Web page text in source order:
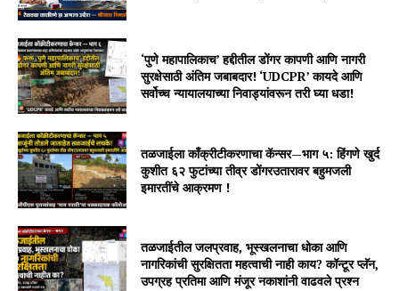
‘पुणे महापालिकाच’ हद्दीतील डोंगर कापणी आणि नागरी
सुरक्षेसाठी अंतिम जबाबदार! ‘UDCPR’ कायदे आणि
सर्वोच्च न्यायालयाच्या निवाड्यांवरून तरी घ्या धडा!
तळजाईला काँक्रीटीकरणाचा कॅन्सर—भाग ५: हिंगणे खुर्द
कुशीत ६२ फुटांच्या तीव्र डोंगरउतारावर बहुमजली
इमारतींचे आक्रमण !
तळजाईतील जलप्रवाह, भूस्खलनाचा धोका आणि
नागरिकांची सुरक्षितता महत्वाची नाही काय? कॉन्टूर प्लॅन,
उपग्रह प्रतिमा आणि मंजूर नकाशांनी वाढवले प्रश्न